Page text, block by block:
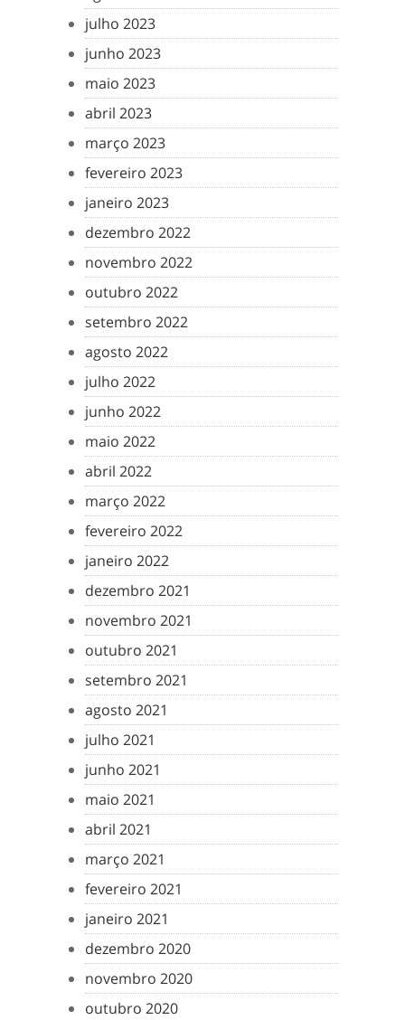
julho 2023
junho 2023
maio 2023
abril 2023
março 2023
fevereiro 2023
janeiro 2023
dezembro 2022
novembro 2022
outubro 2022
setembro 2022
agosto 2022
julho 2022
junho 2022
maio 2022
abril 2022
março 2022
fevereiro 2022
janeiro 2022
dezembro 2021
novembro 2021
outubro 2021
setembro 2021
agosto 2021
julho 2021
junho 2021
maio 2021
abril 2021
março 2021
fevereiro 2021
janeiro 2021
dezembro 2020
novembro 2020
outubro 2020